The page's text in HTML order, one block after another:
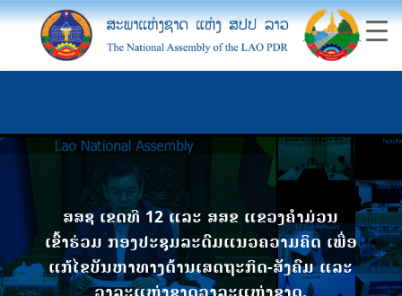
ສສຊ ເຂດທີ 12 ແລະ ສສຂ ແຂວງຄໍາມ່ວນ
ເຂົ້າຮ່ວມ ກອງປະຊຸມລະດົມແນວຄວາມຄິດ ເພື່ອ
ແກ້ໄຂບັນຫາທາງດ້ານເສດຖະກິດ-ສັງຄົມ ແລະ